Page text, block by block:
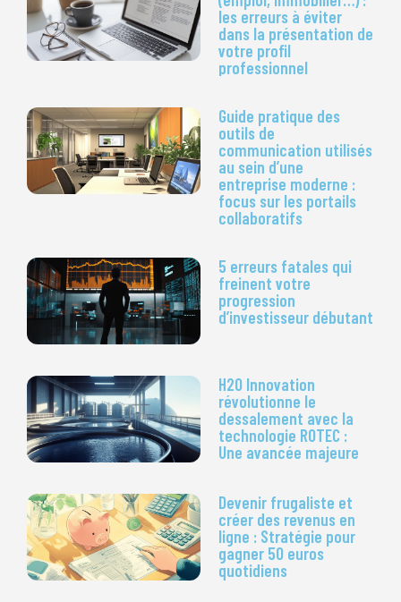
les erreurs à éviter
dans la présentation de
votre profil
professionnel
Guide pratique des
outils de
communication utilisés
au sein d’une
entreprise moderne :
focus sur les portails
collaboratifs
5 erreurs fatales qui
freinent votre
progression
d’investisseur débutant
H2O Innovation
révolutionne le
dessalement avec la
technologie ROTEC :
Une avancée majeure
Devenir frugaliste et
créer des revenus en
ligne : Stratégie pour
gagner 50 euros
quotidiens